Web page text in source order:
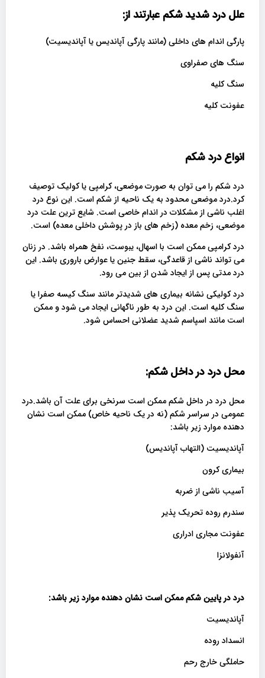
علل درد شدید شکم عبارتند از:
پارگی اندام های داخلی (مانند پارگی آپاندیس یا آپاندیسیت)
سنگ های صفراوی
سنگ کلیه
عفونت کلیه
انواع درد شکم
درد شکم را می توان به صورت موضعی، کرامپی یا کولیک توصیف
کرد.درد موضعی محدود به یک ناحیه از شکم است. این نوع درد
اغلب ناشی از مشکلات در اندام خاصی است. شایع ترین علت درد
موضعی، زخم معده (زخم های باز در پوشش داخلی معده) است.
درد کرامپی ممکن است با اسهال، یبوست، نفخ همراه باشد. در زنان
می تواند ناشی از قاعدگی، سقط جنین یا عوارض باروری باشد. این
درد مدتی پس از ایجاد شدن از بین می رود.
درد کولیکی نشانه بیماری های شدیدتر مانند سنگ کیسه صفرا یا
سنگ کلیه است. این درد به طور ناگهانی ایجاد می شود و ممکن
است مانند اسپاسم شدید عضلانی احساس شود.
محل درد در داخل شکم:
محل درد در داخل شکم ممکن است سرنخی برای علت آن باشد.درد
عمومی در سراسر شکم (نه در یک ناحیه خاص) ممکن است نشان
دهنده موارد زیر باشد:
آپاندیسیت (التهاب آپاندیس)
بیماری کرون
آسیب ناشی از ضربه
سندرم روده تحریک پذیر
عفونت مجاری ادراری
آنفولانزا
درد در پایین شکم ممکن است نشان دهنده موارد زیر باشد:
آپاندیسیت
انسداد روده
حاملگی خارج رحم